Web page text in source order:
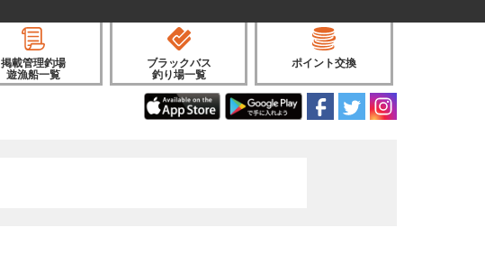
掲載管理釣場
遊漁船一覧
ブラックバス
釣り場一覧
ポイント交換